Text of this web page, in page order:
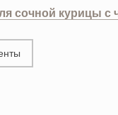
сочной курицы с